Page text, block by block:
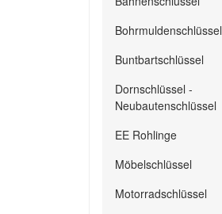
Bohrmuldenschlüssel
Buntbartschlüssel
Dornschlüssel -
Neubautenschlüssel
EE Rohlinge
Möbelschlüssel
Motorradschlüssel